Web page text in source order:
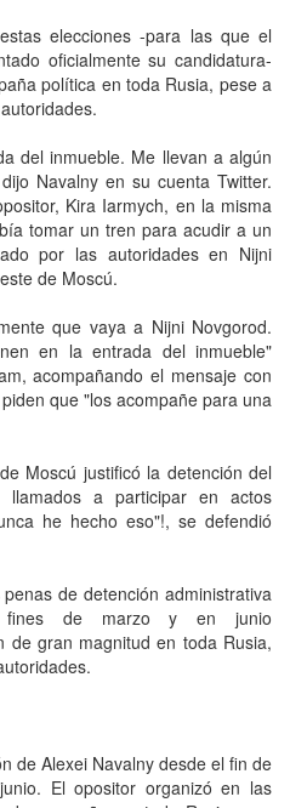
elecciones -para las que el
oficialmente su candidatura-
política en toda Rusia, pese a
del inmueble. Me llevan a algún
Navalny en su cuenta Twitter.
Kira Iarmych, en la misma
tomar un tren para acudir a un
por las autoridades en Nijni
de Moscú.
que vaya a Nijni Novgorod.
en la entrada del inmueble"
acompañando el mensaje con
que "los acompañe para una
Moscú justificó la detención del
llamados a participar en actos
he hecho eso"!, se defendió
de detención administrativa
fines de marzo y en junio
de gran magnitud en toda Rusia,
de Alexei Navalny desde el fin de
El opositor organizó en las